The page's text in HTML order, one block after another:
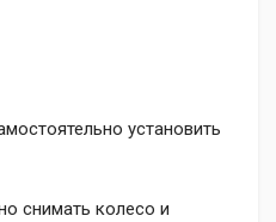
установить
снимать колесо и